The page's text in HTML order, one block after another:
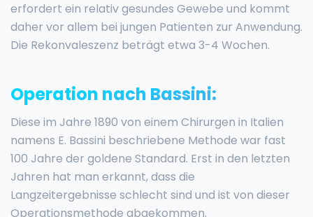
erfordert ein relativ gesundes Gewebe und kommt
daher vor allem bei jungen Patienten zur Anwendung.
Die Rekonvaleszenz beträgt etwa 3-4 Wochen.
Operation nach Bassini:
Diese im Jahre 1890 von einem Chirurgen in Italien
namens E. Bassini beschriebene Methode war fast
100 Jahre der goldene Standard. Erst in den letzten
Jahren hat man erkannt, dass die
Langzeitergebnisse schlecht sind und ist von dieser
Operationsmethode abgekommen.